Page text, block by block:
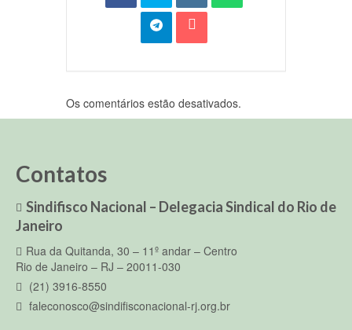
Os comentários estão desativados.
Contatos
Sindifisco Nacional – Delegacia Sindical do Rio de
Janeiro
Rua da Quitanda, 30 – 11º andar – Centro
Rio de Janeiro – RJ – 20011-030
(21) 3916-8550
faleconosco@sindifisconacional-rj.org.br